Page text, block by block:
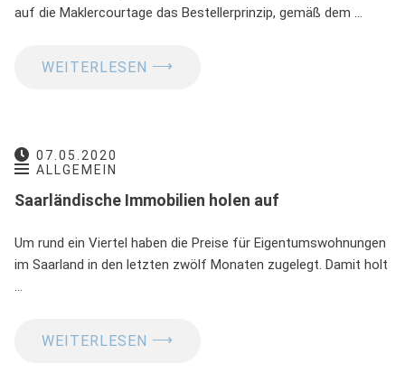
auf die Maklercourtage das Bestellerprinzip, gemäß dem …
WEITERLESEN ⟶
07.05.2020
ALLGEMEIN
Saarländische Immobilien holen auf
Um rund ein Viertel haben die Preise für Eigentumswohnungen
im Saarland in den letzten zwölf Monaten zugelegt. Damit holt
…
WEITERLESEN ⟶